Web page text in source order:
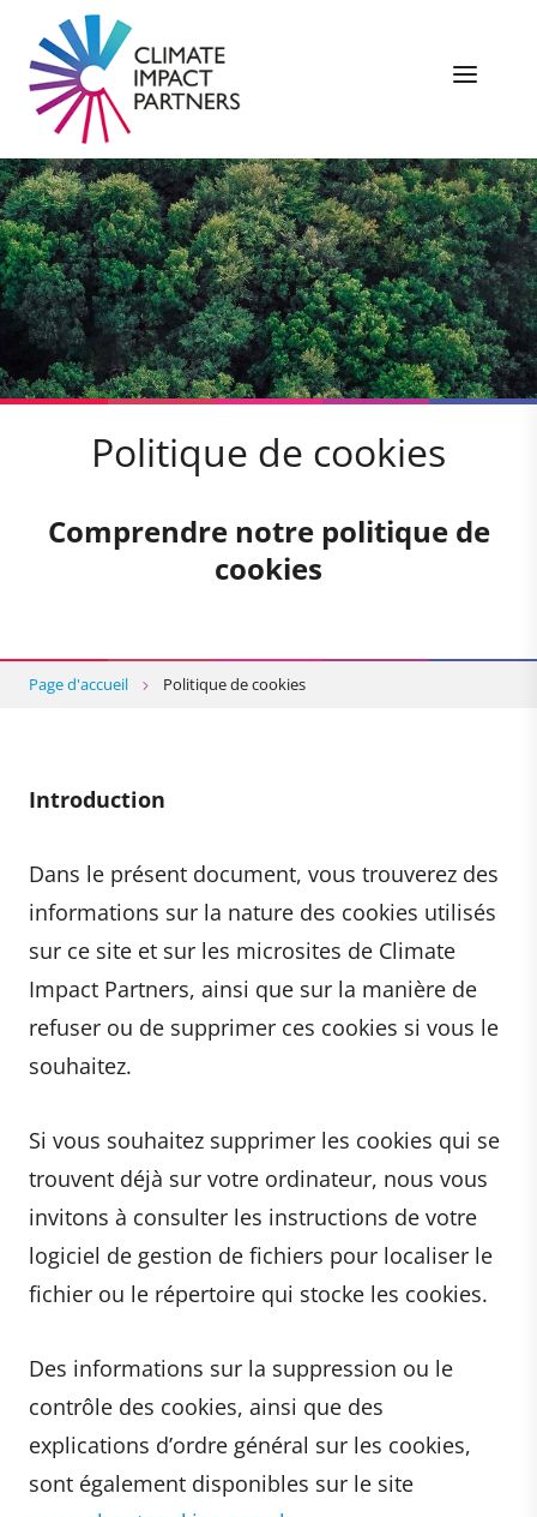
Politique de cookies
Comprendre notre politique de
cookies
Page d'accueil Politique de cookies
Introduction
Dans le présent document, vous trouverez des
informations sur la nature des cookies utilisés
sur ce site et sur les microsites de Climate
Impact Partners, ainsi que sur la manière de
refuser ou de supprimer ces cookies si vous le
souhaitez.
Si vous souhaitez supprimer les cookies qui se
trouvent déjà sur votre ordinateur, nous vous
invitons à consulter les instructions de votre
logiciel de gestion de fichiers pour localiser le
fichier ou le répertoire qui stocke les cookies.
Des informations sur la suppression ou le
contrôle des cookies, ainsi que des
explications d’ordre général sur les cookies,
sont également disponibles sur le site